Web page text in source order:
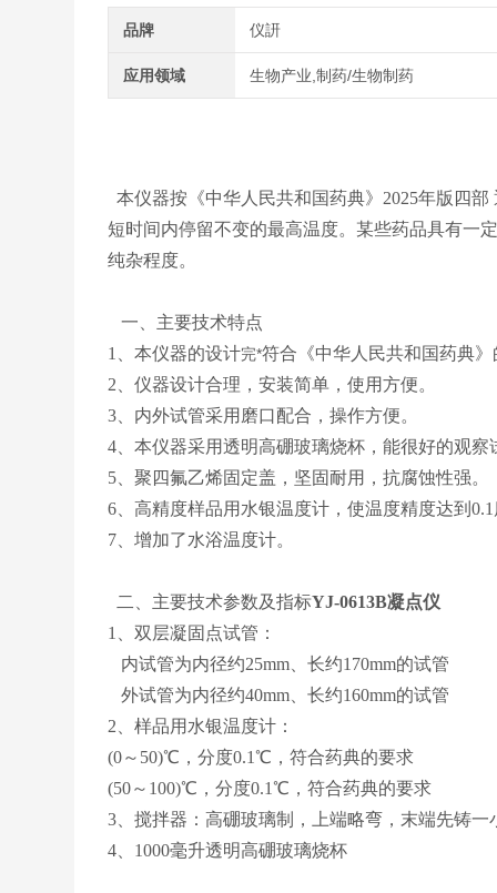
品牌 仪訮
应用领域 生物产业,制药/生物制药
本仪器按《中华人民共和国药典》2025年版四
短时间内停留不变的最高温度。某些药品具有一
纯杂程度。
一、主要技术特点
1、本仪器的设计完*符合《中华人民共和国药典
2、仪器设计合理，安装简单，使用方便。
3、内外试管采用磨口配合，操作方便。
4、本仪器采用透明高硼玻璃烧杯，能很好的观察
5、聚四氟乙烯固定盖，坚固耐用，抗腐蚀性强。
6、高精度样品用水银温度计，使温度精度达到
7、增加了水浴温度计。
二、主要技术参数及指标YJ-0613B凝点仪
1、双层凝固点试管：
内试管为内径约25mm、长约170mm的试管
外试管为内径约40mm、长约160mm的试管
2、样品用水银温度计：
(0～50)℃，分度0.1℃，符合药典的要求
(50～100)℃，分度0.1℃，符合药典的要求
3、搅拌器：高硼玻璃制，上端略弯，末端先铸一
4、1000毫升透明高硼玻璃烧杯